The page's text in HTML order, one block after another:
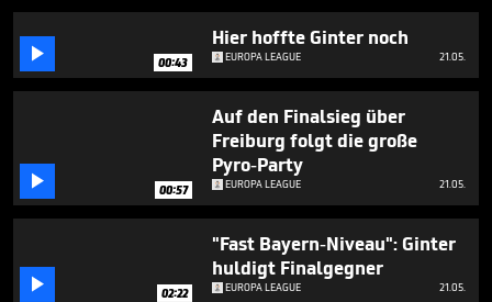
 00:43
Hier hoffte Ginter noch
EUROPA LEAGUE 21.05.
 00:57
Auf den Finalsieg über
Freiburg folgt die große
Pyro-Party
EUROPA LEAGUE 21.05.
 02:22
"Fast Bayern-Niveau": Ginter
huldigt Finalgegner
EUROPA LEAGUE 21.05.